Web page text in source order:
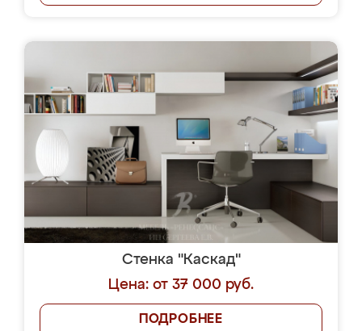
Стенка "Каскад"
Цена: от 37 000 руб.
ПОДРОБНЕЕ